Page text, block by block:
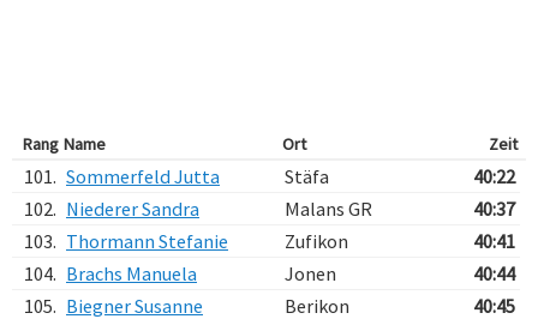
Rang Name Ort Zeit
101. Sommerfeld Jutta Stäfa
40:22
102. Niederer Sandra Malans GR
40:37
103. Thormann Stefanie Zufikon
40:41
104. Brachs Manuela Jonen
40:44
105. Biegner Susanne Berikon
40:45